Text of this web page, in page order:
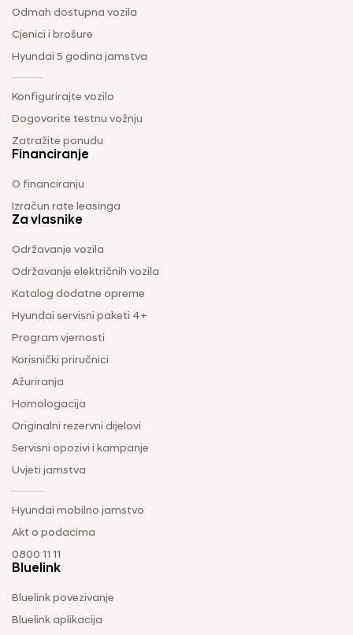
Odmah dostupna vozila
Cjenici i brošure
Hyundai 5 godina jamstva
Konfigurirajte vozilo
Dogovorite testnu vožnju
Zatražite ponudu
Financiranje
O financiranju
Izračun rate leasinga
Za vlasnike
Održavanje vozila
Održavanje električnih vozila
Katalog dodatne opreme
Hyundai servisni paketi 4+
Program vjernosti
Korisnički priručnici
Ažuriranja
Homologacija
Originalni rezervni dijelovi
Servisni opozivi i kampanje
Uvjeti jamstva
Hyundai mobilno jamstvo
Akt o podacima
0800 11 11
Bluelink
Bluelink povezivanje
Bluelink aplikacija